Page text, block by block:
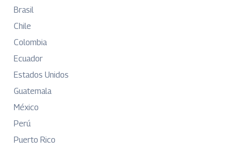
Brasil
Chile
Colombia
Ecuador
Estados Unidos
Guatemala
México
Perú
Puerto Rico